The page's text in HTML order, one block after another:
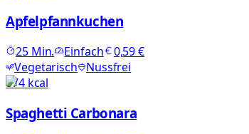
Apfelpfannkuchen
25Min. Einfach
0,59 €
Vegetarisch
Nussfrei
874kcal
Spaghetti Carbonara